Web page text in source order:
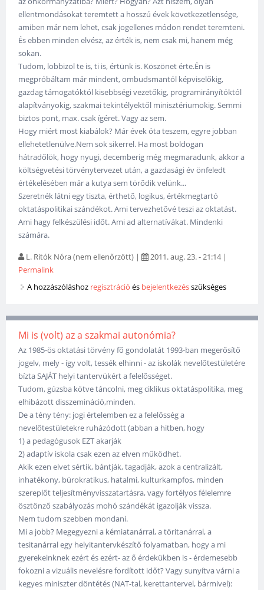
ellentmondásokat teremtett a hosszú évek következetlensége,
amiben már nem lehet, csak jogellenes módon rendet teremteni.
És ebben minden elvész, az érték is, nem csak mi, hanem még
sokan.
Tudom, lobbizol te is, ti is, értünk is. Köszönet érte.Én is
megpróbáltam már mindent, ombudsmantól képviselőkig,
gazdag támogatóktól kisebbségi vezetőkig, programirányítóktól
alapítványokig, szakmai tekintélyektől minisztériumokig. Semmi
biztos pont, max. csak ígéret. Vagy az sem.
Hogy miért most kiabálok? Már évek óta teszem, egyre jobban
ellehetetlenülve.Nem sok sikerrel. Ha most boldogan
hátradőlök, hogy nyugi, decemberig még megmaradunk, akkor a
költségvetési törvénytervezet után, a gazdasági év önfeledt
értékelésében már a kutya sem törődik velünk...
Szeretnék látni egy tiszta, érthető, logikus, értékmegtartó
oktatáspolitikai szándékot. Ami tervezhetővé teszi az oktatást.
Ami hagy felkészülési időt. Ami ad alternatívákat. Mindenki
számára.
L. Ritók Nóra (nem ellenőrzött) | 2011. aug. 23. - 21:14|
Permalink
A hozzászóláshoz regisztráció és bejelentkezésszükséges
Mi is (volt) az a szakmai autonómia?
Az 1985-ös oktatási törvény fő gondolatát 1993-ban megerősítő
jogelv, mely - így volt, tessék elhinni - az iskolák nevelőtestületére
bízta SAJÁT helyi tantervükért a felelősséget.
Tudom, gúzsba kötve táncolni, meg ciklikus oktatáspolitika, meg
elhibázott disszemináció,minden.
De a tény tény: jogi értelemben ez a felelősség a
nevelőtestületekre ruházódott (abban a hitben, hogy
1) a pedagógusok EZT akarják
2) adaptív iskola csak ezen az elven működhet.
Akik ezen elvet sértik, bántják, tagadják, azok a centralizált,
inhatékony, bürokratikus, hatalmi, kulturkampfos, minden
szereplőt teljesítményvisszatartásra, vagy fortélyos félelemre
ösztönző szabályozás mohó szándékát igazolják vissza.
Nem tudom szebben mondani.
Mi a jobb? Megegyezni a kémiatanárral, a töritanárral, a
tesitanárral egy helyitantervkészítő folyamatban, hogy a mi
gyerekeinknek ezért és ezért- az ő érdekükben is - érdemesebb
fokozni a vizuális nevelésre fordított időt? Vagy sunyítva várni a
kegyes miniszter döntétés (NAT-tal, kerettantervel, bármivel):